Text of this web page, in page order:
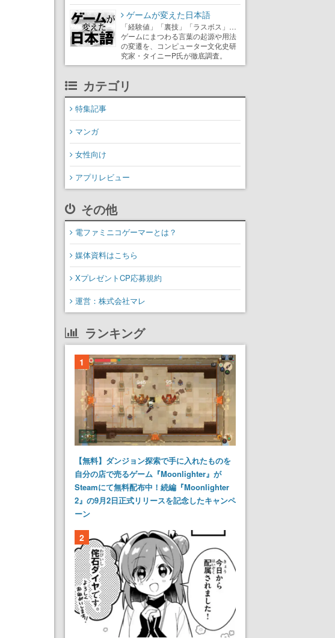
ゲームが変えた日本語
「経験値」「裏技」「ラスボス」…
ゲームにまつわる言葉の起源や用法
の変遷を、コンピューター文化史研
究家・タイニーP氏が徹底調査。
カテゴリ
特集記事
マンガ
女性向け
アプリレビュー
その他
電ファミニコゲーマーとは？
媒体資料はこちら
XプレゼントCP応募規約
運営：株式会社マレ
ランキング
1
【無料】ダンジョン探索で手に入れたものを
自分の店で売るゲーム『Moonlighter』が
Steamにて無料配布中！続編『Moonlighter
2』の9月2日正式リリースを記念したキャンペ
ーン
2